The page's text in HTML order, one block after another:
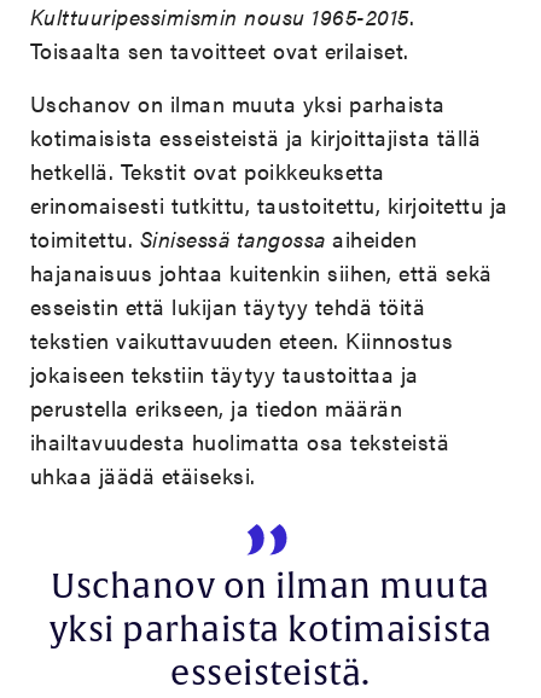
Kulttuuripessimismin nousu 1965-2015.
Toisaalta sen tavoitteet ovat erilaiset.
Uschanov on ilman muuta yksi parhaista
kotimaisista esseisteistä ja kirjoittajista tällä
hetkellä. Tekstit ovat poikkeuksetta
erinomaisesti tutkittu, taustoitettu, kirjoitettu ja
toimitettu. Sinisessä tangossaaiheiden
hajanaisuus johtaa kuitenkin siihen, että sekä
esseistin että lukijan täytyy tehdä töitä
tekstien vaikuttavuuden eteen. Kiinnostus
jokaiseen tekstiin täytyy taustoittaa ja
perustella erikseen, ja tiedon määrän
ihailtavuudesta huolimatta osa teksteistä
uhkaa jäädä etäiseksi.
Uschanov on ilman muuta
yksi parhaista kotimaisista
esseisteistä.